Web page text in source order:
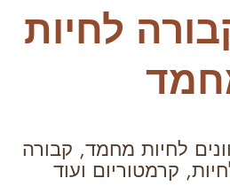
לחיות
לחיות מחמד, קבורה
קרמטוריום ועוד